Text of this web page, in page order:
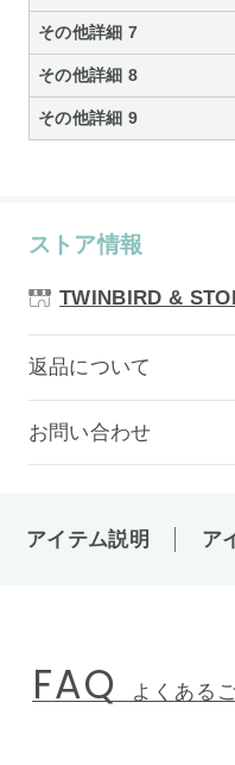
その他詳細 7
その他詳細 8
その他詳細 9
ストア情報
TWINBIRD &
返品について
お問い合わせ
アイテム説明 ア
FAQ よくある